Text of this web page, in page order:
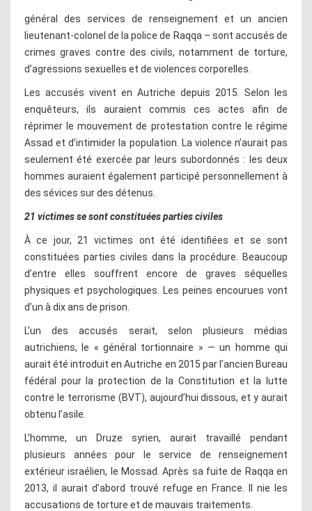
général des services de renseignement et un ancien
lieutenant-colonel de la police de Raqqa – sont accusés de
crimes graves contre des civils, notamment de torture,
d’agressions sexuelles et de violences corporelles.
Les accusés vivent en Autriche depuis 2015. Selon les
enquêteurs, ils auraient commis ces actes afin de
réprimer le mouvement de protestation contre le régime
Assad et d’intimider la population. La violence n’aurait pas
seulement été exercée par leurs subordonnés : les deux
hommes auraient également participé personnellement à
des sévices sur des détenus.
21 victimes se sont constituées parties civiles
À ce jour, 21 victimes ont été identifiées et se sont
constituées parties civiles dans la procédure. Beaucoup
d’entre elles souffrent encore de graves séquelles
physiques et psychologiques. Les peines encourues vont
d’un à dix ans de prison.
L’un des accusés serait, selon plusieurs médias
autrichiens, le « général tortionnaire » — un homme qui
aurait été introduit en Autriche en 2015 par l’ancien Bureau
fédéral pour la protection de la Constitution et la lutte
contre le terrorisme (BVT), aujourd’hui dissous, et y aurait
obtenu l’asile.
L’homme, un Druze syrien, aurait travaillé pendant
plusieurs années pour le service de renseignement
extérieur israélien, le Mossad. Après sa fuite de Raqqa en
2013, il aurait d’abord trouvé refuge en France. Il nie les
accusations de torture et de mauvais traitements.